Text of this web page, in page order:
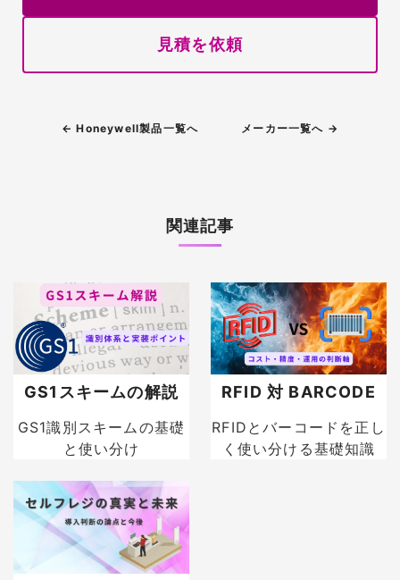
見積を依頼
← Honeywell製品一覧へ メーカー一覧へ →
関連記事
GS1スキームの解説
GS1識別スキームの基礎
と使い分け
RFID 対 BARCODE
RFIDとバーコードを正し
く使い分ける基礎知識